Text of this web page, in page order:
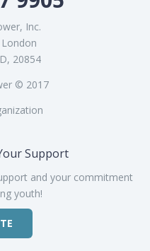
Inc.
20854
© 2017
Support
and your commitment
youth!